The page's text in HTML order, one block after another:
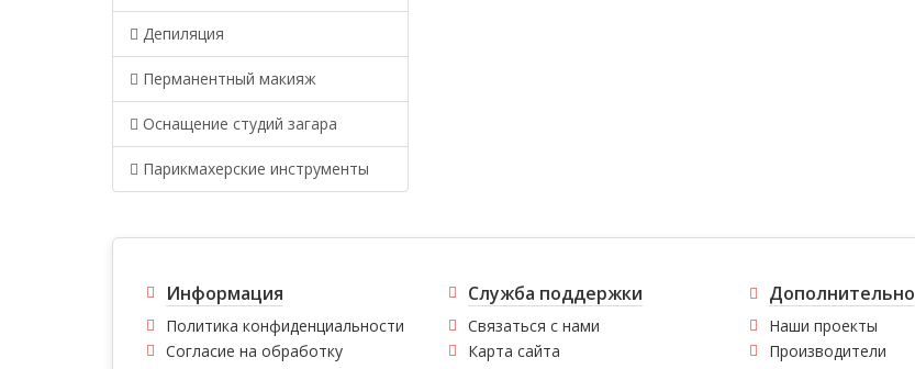
Депиляция
Перманентный макияж
Оснащение студий загара
Парикмахерские инструменты
Информация
Политика конфиденциальности
Согласие на обработку
Служба поддержки
Связаться с нами
Карта сайта
Дополнительно
Наши проекты
Производители